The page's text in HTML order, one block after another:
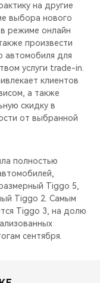
на другие
выбора нового
режиме онлайн
произвести
автомобиля для
услуги trade-in.
клиентов
а также
скидку в
от выбранной
полностью
Tiggo 5,
Tiggo 2. Самым
Tiggo 3, на долю
сентября.